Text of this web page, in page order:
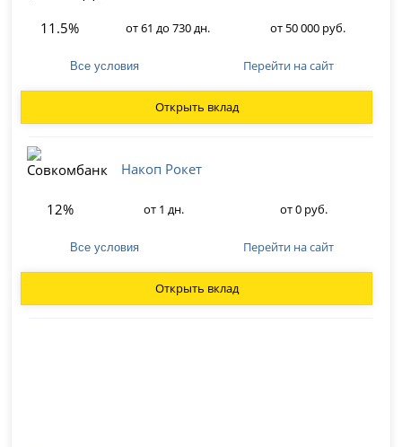
11.5% от 61 до 730 дн. от 50 000 руб.
Все условия Перейти на сайт
Открыть вклад
Накоп Рокет
12% от 1 дн. от 0 руб.
Все условия Перейти на сайт
Открыть вклад